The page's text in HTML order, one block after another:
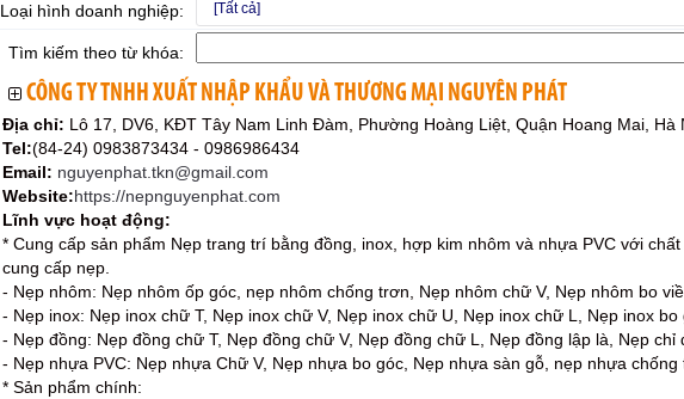
Loại hình doanh nghiệp:
Tìm kiếm theo từ khóa:
CÔNG TY TNHH XUẤT NHẬP KHẨU VÀ THƯƠNG MẠI NGUYÊN PHÁT
Địa chỉ: Lô 17, DV6, KĐT Tây Nam Linh Đàm, Phường Hoàng Liệt, Quận Hoang Mai, Hà
Tel:(84-24) 0983873434 - 0986986434
Email: nguyenphat.tkn@gmail.com
Website:https://nepnguyenphat.com
Lĩnh vực hoạt động:
* Cung cấp sản phẩm Nẹp trang trí bằng đồng, inox, hợp kim nhôm và nhựa PVC với
cung cấp nẹp.
- Nẹp nhôm: Nẹp nhôm ốp góc, nẹp nhôm chống trơn, Nẹp nhôm chữ V, Nẹp nhôm bo
- Nẹp inox: Nẹp inox chữ T, Nẹp inox chữ V, Nẹp inox chữ U, Nẹp inox chữ L, Nẹp inox bo
- Nẹp đồng: Nẹp đồng chữ T, Nẹp đồng chữ V, Nẹp đồng chữ L, Nẹp đồng lập là, Nẹp chỉ
- Nẹp nhựa PVC: Nẹp nhựa Chữ V, Nẹp nhựa bo góc, Nẹp nhựa sàn gỗ, nẹp nhựa chống
* Sản phẩm chính: